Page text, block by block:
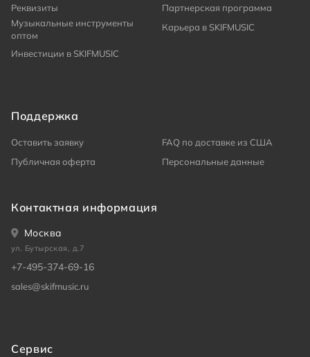
Реквизиты
Партнерская программа
Музыкальные инструменты
оптом
Карьера в SKIFMUSIC
Инвестиции в SKIFMUSIC
Поддержка
Оставить заявку
FAQ по доставке из США
Публичная оферта
Персональные данные
Контактная информация
Москва
ул. Бутырская, д.7
+7-495-374-69-16
sales@skifmusic.ru
Сервис